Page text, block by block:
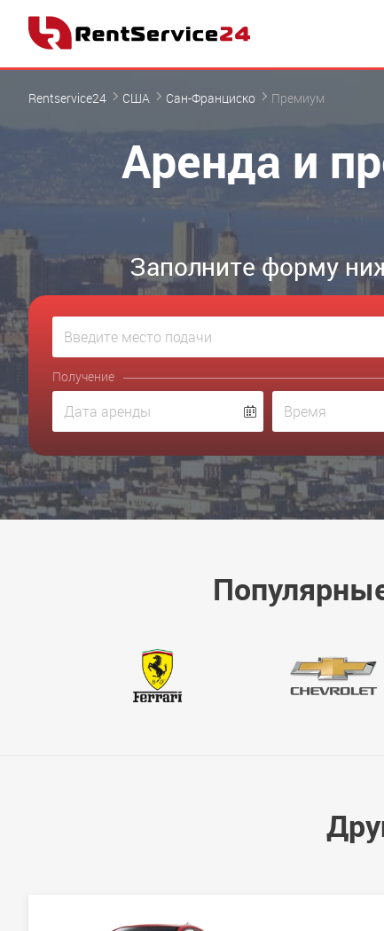
Rentservice24 США Сан-Франциско Премиум
Аренда и
Заполните форму
Получение